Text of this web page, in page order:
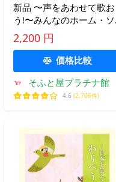
新品 〜声をあわせて歌お
う!〜みんなのホーム・ソ
ング ベスト キング・ベス
ト・セレクト・ライブラリ
ー2025 / オムニバス(CD)
KICW7216
2,200 円
価格比較
そふと屋プラチナ館
4.6 (2,706件)